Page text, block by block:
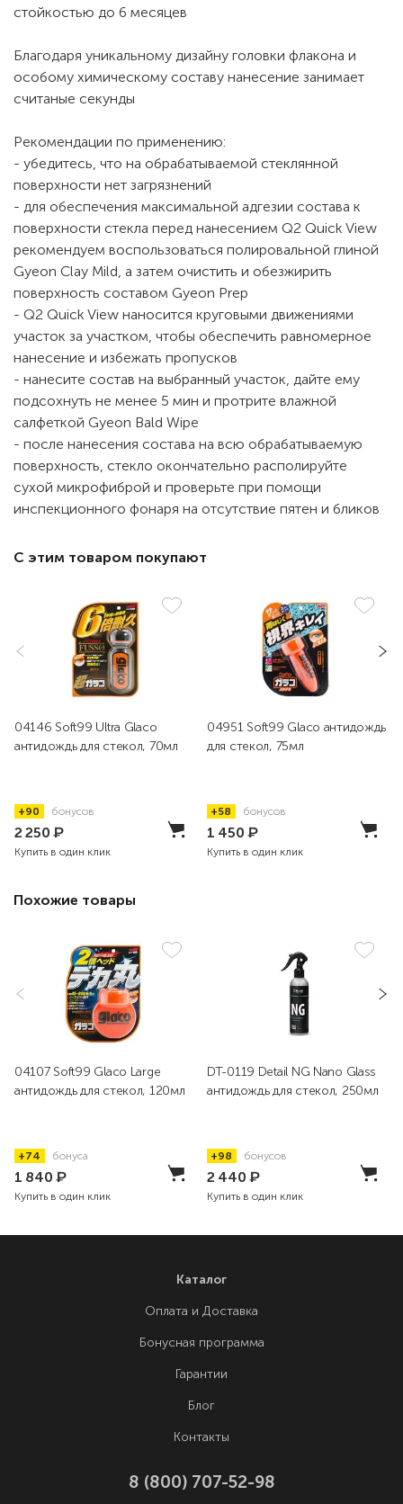
стойкостью до 6 месяцев
Благодаря уникальному дизайну головки флакона и
особому химическому составу нанесение занимает
считаные секунды
Рекомендации по применению:
- убедитесь, что на обрабатываемой стеклянной
поверхности нет загрязнений
- для обеспечения максимальной адгезии состава к
поверхности стекла перед нанесением Q2 Quick View
рекомендуем воспользоваться полировальной глиной
Gyeon Clay Mild, а затем очистить и обезжирить
поверхность составом Gyeon Prep
- Q2 Quick View наносится круговыми движениями
участок за участком, чтобы обеспечить равномерное
нанесение и избежать пропусков
- нанесите состав на выбранный участок, дайте ему
подсохнуть не менее 5 мин и протрите влажной
салфеткой Gyeon Bald Wipe
- после нанесения состава на всю обрабатываемую
поверхность, стекло окончательно располируйте
сухой микрофиброй и проверьте при помощи
инспекционного фонаря на отсутствие пятен и бликов
С этим товаром покупают
04146 Soft99 Ultra Glaco
антидождь для стекол, 70мл
+90 бонусов
2 250₽
Купить в один клик
04951 Soft99 Glaco антидождь
для стекол, 75мл
+58 бонусов
1 450₽
Купить в один клик
Похожие товары
04107 Soft99 Glaco Large
антидождь для стекол, 120мл
+74 бонуса
1 840₽
Купить в один клик
DT-0119 Detail NG Nano Glass
антидождь для стекол, 250мл
+98 бонусов
2 440₽
Купить в один клик
Каталог
Оплата и Доставка
Бонусная программа
Гарантии
Блог
Контакты
8 (800) 707-52-98